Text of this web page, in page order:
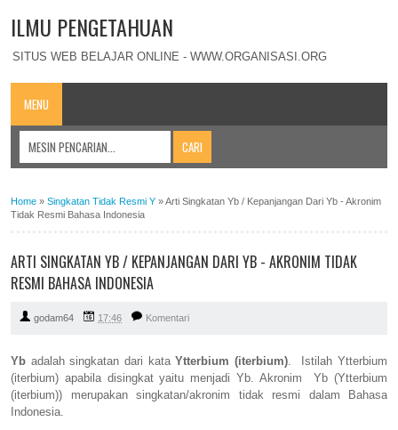
ILMU PENGETAHUAN
SITUS WEB BELAJAR ONLINE - WWW.ORGANISASI.ORG
MENU
Home » Singkatan Tidak Resmi Y »Arti Singkatan Yb / Kepanjangan Dari Yb - Akronim
Tidak Resmi Bahasa Indonesia
ARTI SINGKATAN YB / KEPANJANGAN DARI YB - AKRONIM TIDAK
RESMI BAHASA INDONESIA
godam64 17:46 Komentari
Yb adalah singkatan dari kataYtterbium (iterbium). Istilah Ytterbium
(iterbium) apabila disingkat yaitu menjadi Yb. Akronim Yb (Ytterbium
(iterbium)) merupakan singkatan/akronim tidak resmi dalam Bahasa
Indonesia.